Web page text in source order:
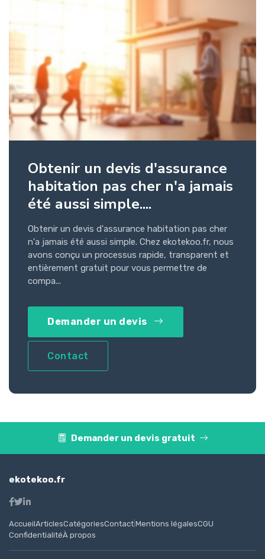
Obtenir un devis d'assurance
habitation pas cher n'a jamais
été aussi simple....
Obtenir un devis d'assurance habitation pas cher
n'a jamais été aussi simple. Chez ekotekoo.fr, nous
avons conçu un processus rapide, transparent et
entièrement gratuit pour vous permettre de
compa...
Demander un devis
Contact
Demander un devis gratuit
ekotekoo.fr
AccueilArticlesCatégoriesContact Mentions légalesCGU
ConfidentialitéÀ propos